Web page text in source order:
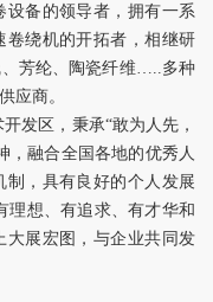
设备的领导者，拥有一系
卷绕机的开拓者，相继研
芳纶、陶瓷纤维…..多种
应商。
发区，秉承“敢为人先，
，融合全国各地的优秀人
制，具有良好的个人发展
理想、有追求、有才华和
大展宏图，与企业共同发